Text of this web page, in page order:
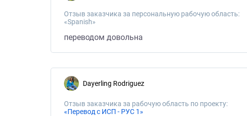
Отзыв заказчика за персональную рабочую область:
«Spanish»
переводом довольна
Dayerling Rodriguez
Отзыв заказчика за рабочую область по проекту:
«Перевод с ИСП - РУС 1»